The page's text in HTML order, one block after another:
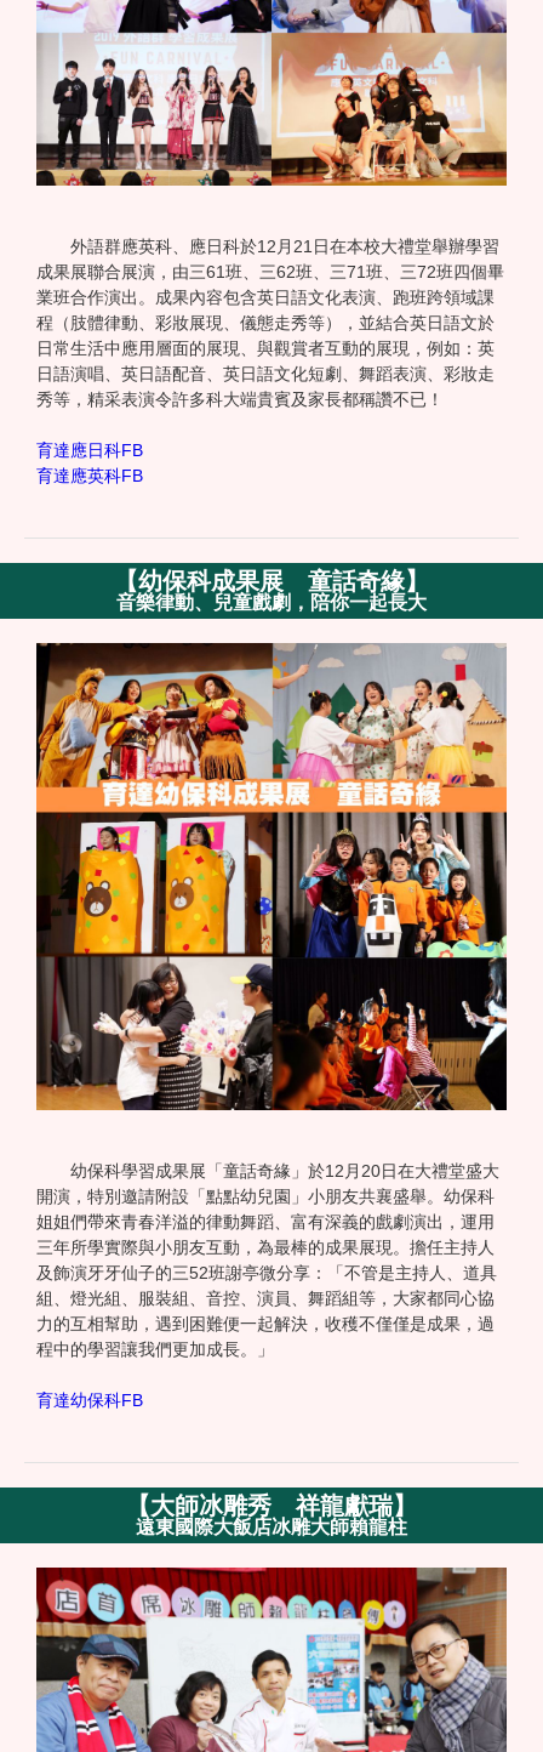
外語群應英科、應日科於12月21日在本校大禮堂舉辦學習
成果展聯合展演，由三61班、三62班、三71班、三72班四個畢
業班合作演出。成果內容包含英日語文化表演、跑班跨領域課
程（肢體律動、彩妝展現、儀態走秀等），並結合英日語文於
日常生活中應用層面的展現、與觀賞者互動的展現，例如：英
日語演唱、英日語配音、英日語文化短劇、舞蹈表演、彩妝走
秀等，精采表演令許多科大端貴賓及家長都稱讚不已！
育達應日科FB
育達應英科FB
【幼保科成果展 童話奇緣】
音樂律動、兒童戲劇，陪你一起長大
幼保科學習成果展「童話奇緣」於12月20日在大禮堂盛大
開演，特別邀請附設「點點幼兒園」小朋友共襄盛舉。幼保科
姐姐們帶來青春洋溢的律動舞蹈、富有深義的戲劇演出，運用
三年所學實際與小朋友互動，為最棒的成果展現。擔任主持人
及飾演牙牙仙子的三52班謝亭微分享：「不管是主持人、道具
組、燈光組、服裝組、音控、演員、舞蹈組等，大家都同心協
力的互相幫助，遇到困難便一起解決，收穫不僅僅是成果，過
程中的學習讓我們更加成長。」
育達幼保科FB
【大師冰雕秀 祥龍獻瑞】
遠東國際大飯店冰雕大師賴龍柱